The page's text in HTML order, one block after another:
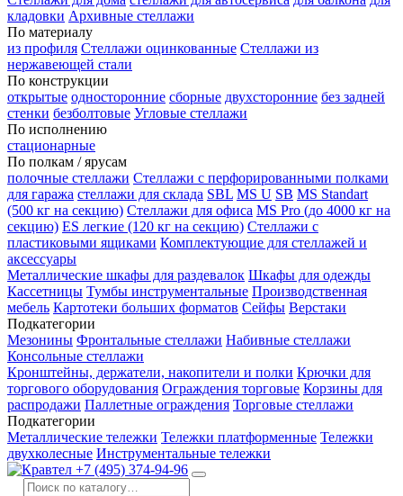
кладовки Архивные стеллажи
По материалу
из профиля Стеллажи оцинкованные Стеллажи из
нержавеющей стали
По конструкции
открытые односторонние сборные двухсторонние без задней
стенки безболтовые Угловые стеллажи
По исполнению
стационарные
По полкам / ярусам
полочные стеллажи Стеллажи с перфорированными полками
для гаража стеллажи для склада SBL MS U SB MS Standart
(500 кг на секцию) Стеллажи для офиса MS Pro (до 4000 кг на
секцию) ES легкие (120 кг на секцию) Стеллажи с
пластиковыми ящиками Комплектующие для стеллажей и
аксессуары
Металлические шкафы для раздевалок Шкафы для одежды
Кассетницы Тумбы инструментальные Производственная
мебель Картотеки больших форматов Сейфы Верстаки
Подкатегории
Мезонины Фронтальные стеллажи Набивные стеллажи
Консольные стеллажи
Кронштейны, держатели, накопители и полки Крючки для
торгового оборудования Ограждения торговые Корзины для
распродажи Паллетные ограждения Торговые стеллажи
Подкатегории
Металлические тележки Тележки платформенные Тележки
двухколесные Инструментальные тележки
+7 (495) 374-94-96